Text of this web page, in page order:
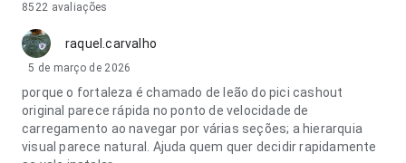
8522 avaliações
raquel.carvalho
5 de março de 2026
porque o fortaleza é chamado de leão do pici cashout
original parece rápida no ponto de velocidade de
carregamento ao navegar por várias seções; a hierarquia
visual parece natural. Ajuda quem quer decidir rapidamente